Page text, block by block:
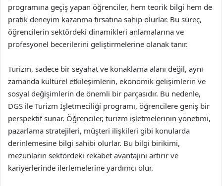
programına geçiş yapan öğrenciler, hem teorik bilgi hem de
pratik deneyim kazanma fırsatına sahip olurlar. Bu süreç,
öğrencilerin sektördeki dinamikleri anlamalarına ve
profesyonel becerilerini geliştirmelerine olanak tanır.
Turizm, sadece bir seyahat ve konaklama alanı değil, aynı
zamanda kültürel etkileşimlerin, ekonomik gelişimlerin ve
sosyal değişimlerin de önemli bir parçasıdır. Bu nedenle,
DGS ile Turizm İşletmeciliği programı, öğrencilere geniş bir
perspektif sunar. Öğrenciler, turizm işletmelerinin yönetimi,
pazarlama stratejileri, müşteri ilişkileri gibi konularda
derinlemesine bilgi sahibi olurlar. Bu bilgi birikimi,
mezunların sektördeki rekabet avantajını artırır ve
kariyerlerinde ilerlemelerine yardımcı olur.